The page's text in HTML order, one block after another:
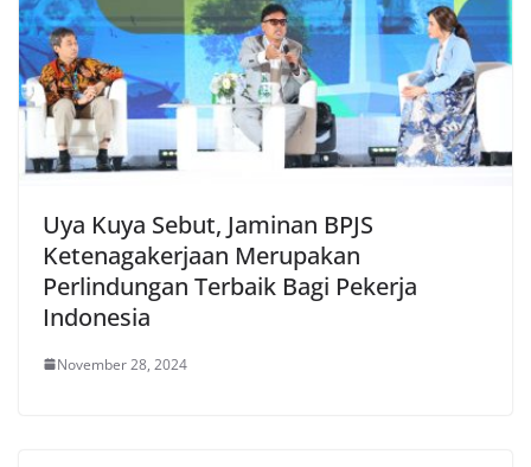
Uya Kuya Sebut, Jaminan BPJS
Ketenagakerjaan Merupakan
Perlindungan Terbaik Bagi Pekerja
Indonesia
November 28, 2024